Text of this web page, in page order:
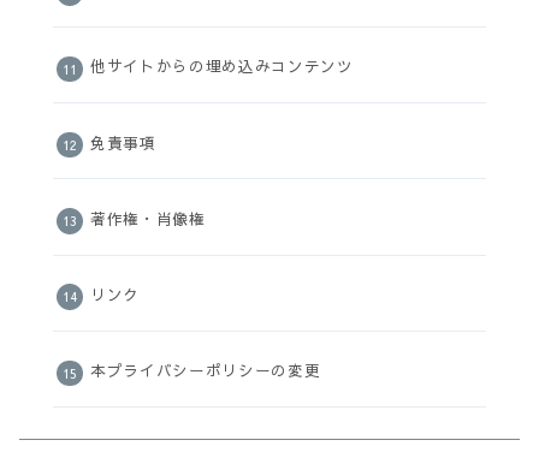
他サイトからの埋め込みコンテンツ
免責事項
著作権・肖像権
リンク
本プライバシーポリシーの変更